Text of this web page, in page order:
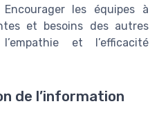
les équipes à
et besoins des autres
et l’efficacité
de l’information